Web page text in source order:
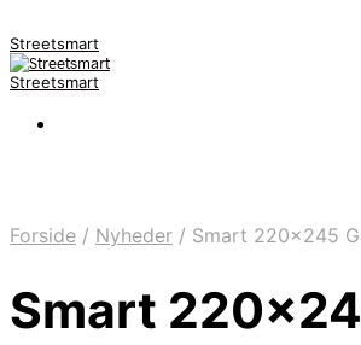
Streetsmart
Streetsmart
Forside / Nyheder / Smart 220×245
Smart